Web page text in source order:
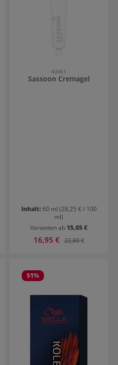
43061
Sassoon Cremagel
Inhalt: 60 ml (28,25 € / 100
ml)
Varianten ab 15,05 €
Verkaufspreis:
16,95 € Regulärer Preis:
22,80 €
51%